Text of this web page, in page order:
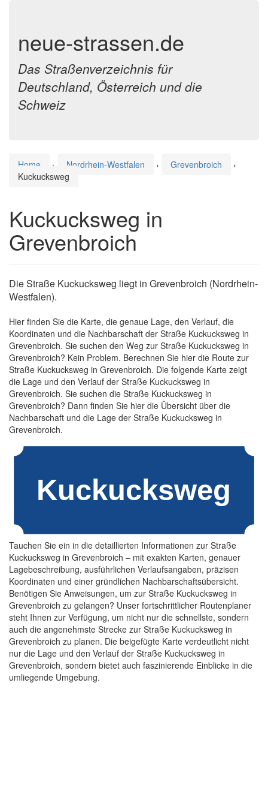
neue-strassen.de
Das Straßenverzeichnis für
Deutschland, Österreich und die
Schweiz
Home › Nordrhein-Westfalen › Grevenbroich
›
Kuckucksweg
Kuckucksweg in
Grevenbroich
Die Straße Kuckucksweg liegt in Grevenbroich (Nordrhein-
Westfalen).
Hier finden Sie die Karte, die genaue Lage, den Verlauf, die
Koordinaten und die Nachbarschaft der Straße Kuckucksweg in
Grevenbroich. Sie suchen den Weg zur Straße Kuckucksweg in
Grevenbroich? Kein Problem. Berechnen Sie hier die Route zur
Straße Kuckucksweg in Grevenbroich. Die folgende Karte zeigt
die Lage und den Verlauf der Straße Kuckucksweg in
Grevenbroich. Sie suchen die Straße Kuckucksweg in
Grevenbroich? Dann finden Sie hier die Übersicht über die
Nachbarschaft und die Lage der Straße Kuckucksweg in
Grevenbroich.
Tauchen Sie ein in die detaillierten Informationen zur Straße
Kuckucksweg in Grevenbroich – mit exakten Karten, genauer
Lagebeschreibung, ausführlichen Verlaufsangaben, präzisen
Koordinaten und einer gründlichen Nachbarschaftsübersicht.
Benötigen Sie Anweisungen, um zur Straße Kuckucksweg in
Grevenbroich zu gelangen? Unser fortschrittlicher Routenplaner
steht Ihnen zur Verfügung, um nicht nur die schnellste, sondern
auch die angenehmste Strecke zur Straße Kuckucksweg in
Grevenbroich zu planen. Die beigefügte Karte verdeutlicht nicht
nur die Lage und den Verlauf der Straße Kuckucksweg in
Grevenbroich, sondern bietet auch faszinierende Einblicke in die
umliegende Umgebung.